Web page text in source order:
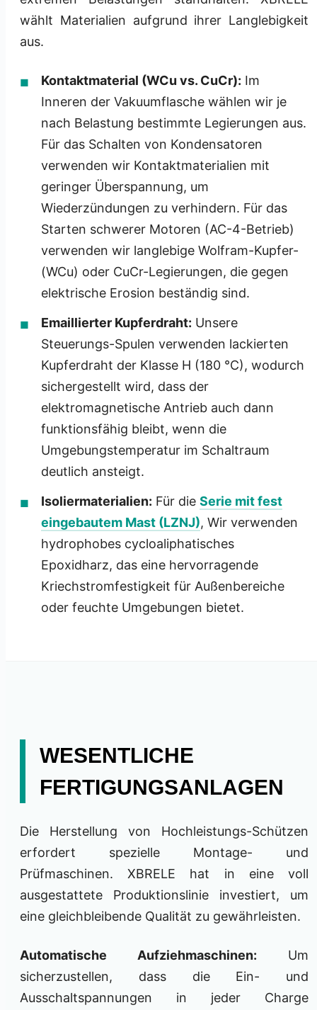
wählt Materialien aufgrund ihrer Langlebigkeit
aus.
Kontaktmaterial (WCu vs. CuCr): Im
Inneren der Vakuumflasche wählen wir je
nach Belastung bestimmte Legierungen aus.
Für das Schalten von Kondensatoren
verwenden wir Kontaktmaterialien mit
geringer Überspannung, um
Wiederzündungen zu verhindern. Für das
Starten schwerer Motoren (AC-4-Betrieb)
verwenden wir langlebige Wolfram-Kupfer-
(WCu) oder CuCr-Legierungen, die gegen
elektrische Erosion beständig sind.
Emaillierter Kupferdraht: Unsere
Steuerungs-Spulen verwenden lackierten
Kupferdraht der Klasse H (180 °C), wodurch
sichergestellt wird, dass der
elektromagnetische Antrieb auch dann
funktionsfähig bleibt, wenn die
Umgebungstemperatur im Schaltraum
deutlich ansteigt.
Isoliermaterialien: Für die Serie mit fest
eingebautem Mast (LZNJ), Wir verwenden
hydrophobes cycloaliphatisches
Epoxidharz, das eine hervorragende
Kriechstromfestigkeit für Außenbereiche
oder feuchte Umgebungen bietet.
WESENTLICHE
FERTIGUNGSANLAGEN
Die Herstellung von Hochleistungs-Schützen
erfordert spezielle Montage- und
Prüfmaschinen. XBRELE hat in eine voll
ausgestattete Produktionslinie investiert, um
eine gleichbleibende Qualität zu gewährleisten.
Automatische Aufziehmaschinen: Um
sicherzustellen, dass die Ein- und
Ausschaltspannungen in jeder Charge